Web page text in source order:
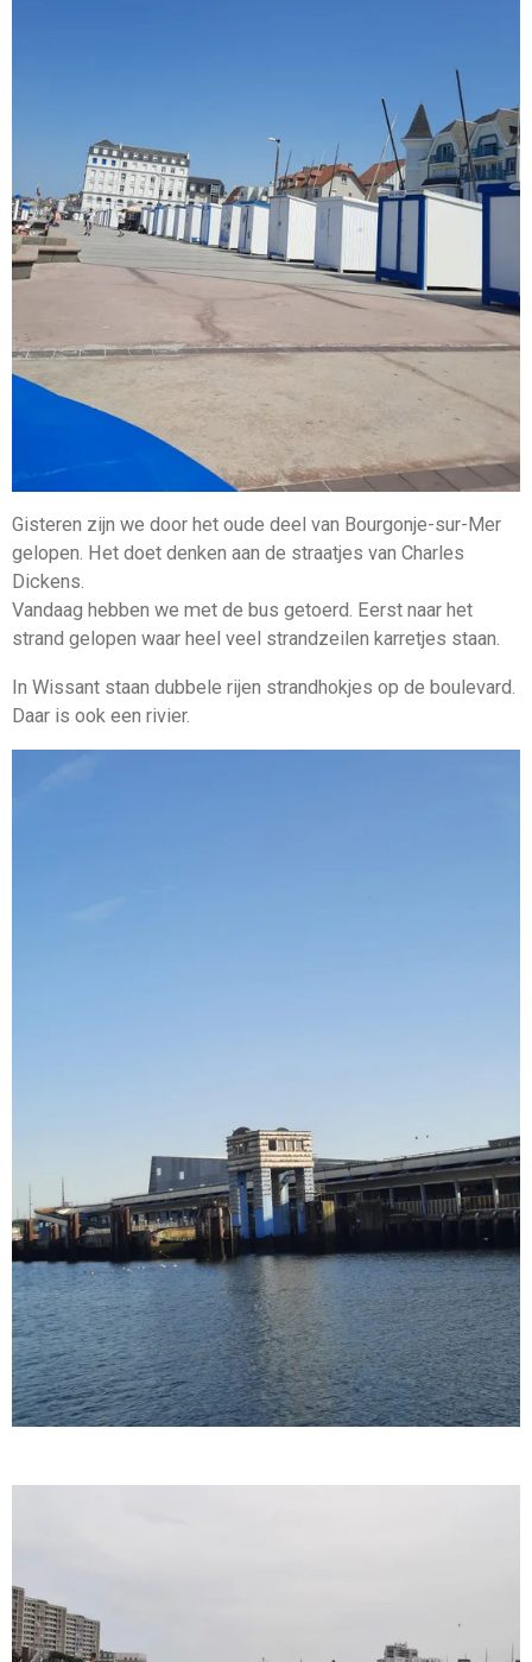
Gisteren zijn we door het oude deel van Bourgonje-sur-Mer
gelopen. Het doet denken aan de straatjes van Charles
Dickens.
Vandaag hebben we met de bus getoerd. Eerst naar het
strand gelopen waar heel veel strandzeilen karretjes staan.
In Wissant staan dubbele rijen strandhokjes op de boulevard.
Daar is ook een rivier.